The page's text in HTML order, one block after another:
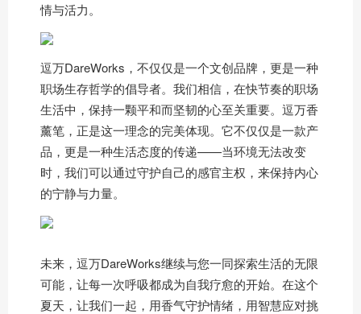
情与活力。
逗万DareWorks，不仅仅是一个文创品牌，更是一种
职场生存哲学的倡导者。我们相信，在快节奏的职场
生活中，保持一颗平和而坚韧的心至关重要。逗万香
薰笔，正是这一理念的完美体现。它不仅仅是一款产
品，更是一种生活态度的传递——当环境无法改变
时，我们可以通过守护自己的感官主权，来保持内心
的宁静与力量。
未来，逗万DareWorks继续与您一同探索生活的无限
可能，让每一次呼吸都成为自我疗愈的开始。在这个
夏天，让我们一起，用香气守护情绪，用智慧应对挑